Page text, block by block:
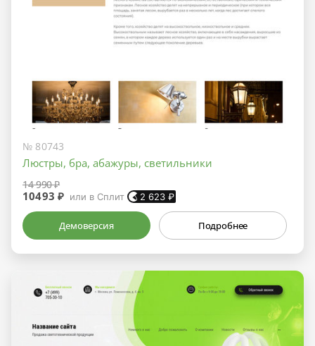
№ 80743
Люстры, бра, абажуры, светильники
14 990 ₽
10493 ₽ или в Сплит 2 623 ₽
Демоверсия Подробнее